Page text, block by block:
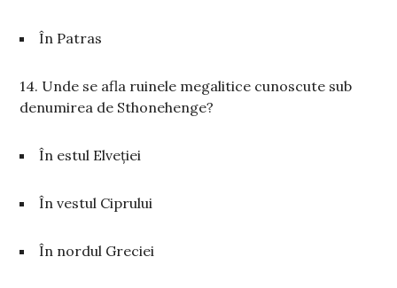
În Patras
14. Unde se afla ruinele megalitice cunoscute sub
denumirea de Sthonehenge?
În estul Elveției
În vestul Ciprului
În nordul Greciei